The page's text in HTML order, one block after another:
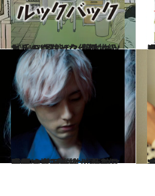
2021.7.23
『ルックバック』怪物級ヒットはなぜ？ 藤本タツキ氏の“異能”な作風
カルチャー 鬼滅、呪術廻戦… ヒッ
2022.9.19
声優・増田俊樹が語る偏愛マンガ 「僕にとってマンガは食と一緒」 情熱に感動する3作
カルチャー 声優・西山宏太朗を